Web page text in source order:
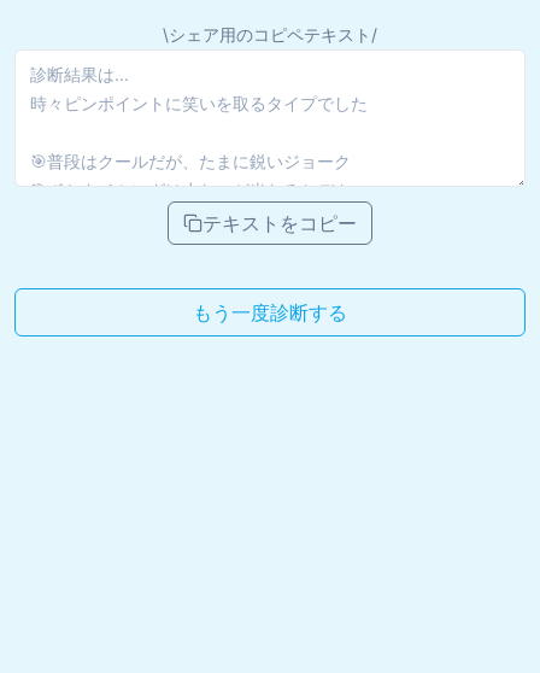
\シェア用のコピペテキスト/
テキストをコピー
もう一度診断する